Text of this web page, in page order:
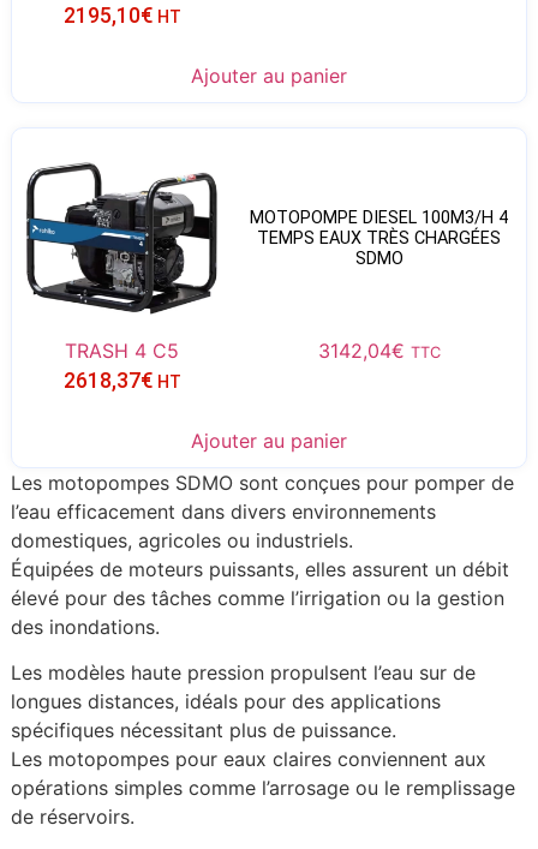
2195,10€ HT
Ajouter au panier
MOTOPOMPE DIESEL 100M3/H 4
TEMPS EAUX TRÈS CHARGÉES
SDMO
TRASH 4 C5 3142,04€ TTC
2618,37€ HT
Ajouter au panier
Les motopompes SDMO sont conçues pour pomper de
l’eau efficacement dans divers environnements
domestiques, agricoles ou industriels.
Équipées de moteurs puissants, elles assurent un débit
élevé pour des tâches comme l’irrigation ou la gestion
des inondations.
Les modèles haute pression propulsent l’eau sur de
longues distances, idéals pour des applications
spécifiques nécessitant plus de puissance.
Les motopompes pour eaux claires conviennent aux
opérations simples comme l’arrosage ou le remplissage
de réservoirs.